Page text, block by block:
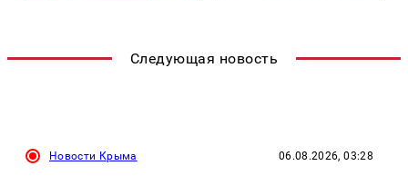
Следующая новость
Новости Крыма 06.08.2026, 03:28